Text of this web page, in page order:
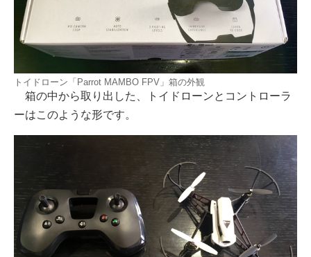
トイドローン「Parrot MAMBO FPV」箱の外観
箱の中から取り出した、トイドローンとコントローラ
ーはこのような形です。